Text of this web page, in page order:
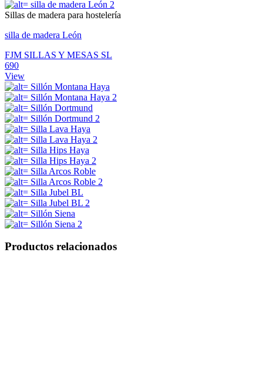
Sillas de madera para hostelería
silla de madera León
FJM SILLAS Y MESAS SL
690
View
Productos relacionados